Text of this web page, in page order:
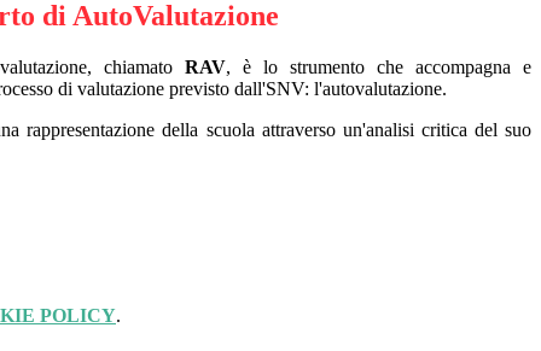
di AutoValutazione
chiamato RAV, è lo strumento che accompagna e
di valutazione previsto dall'SNV: l'autovalutazione.
rappresentazione della scuola attraverso un'analisi critica del suo
POLICY.